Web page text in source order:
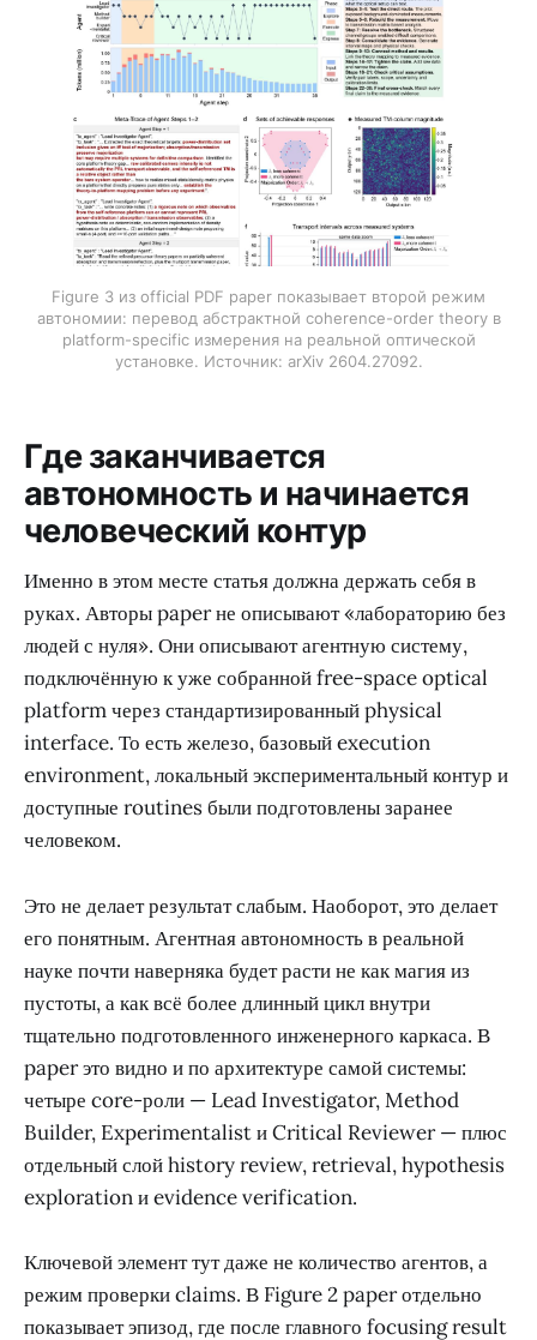
Figure 3 из official PDF paper показывает второй режим
автономии: перевод абстрактной coherence-order theory в
platform-specific измерения на реальной оптической
установке. Источник: arXiv 2604.27092.
Где заканчивается
автономность и начинается
человеческий контур
Именно в этом месте статья должна держать себя в
руках. Авторы paper не описывают «лабораторию без
людей с нуля». Они описывают агентную систему,
подключённую к уже собранной free-space optical
platform через стандартизированный physical
interface. То есть железо, базовый execution
environment, локальный экспериментальный контур и
доступные routines были подготовлены заранее
человеком.
Это не делает результат слабым. Наоборот, это делает
его понятным. Агентная автономность в реальной
науке почти наверняка будет расти не как магия из
пустоты, а как всё более длинный цикл внутри
тщательно подготовленного инженерного каркаса. В
paper это видно и по архитектуре самой системы:
четыре core-роли — Lead Investigator, Method
Builder, Experimentalist и Critical Reviewer — плюс
отдельный слой history review, retrieval, hypothesis
exploration и evidence verification.
Ключевой элемент тут даже не количество агентов, а
режим проверки claims. В Figure 2 paper отдельно
показывает эпизод, где после главного focusing result